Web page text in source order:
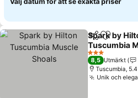
Dela Lägg till
Spark by
Tuscumbia
Se priser
3 Stjärnor
8,5 Utmärkt
Tuscumbia,
Unik och